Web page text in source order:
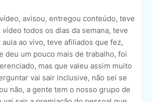
avisou, entregou conteúdo, teve
todos os dias da semana, teve
ao vivo, teve afiliados que fez,
deu um pouco mais de trabalho, foi
mas que valeu assim muito
vai sair inclusive, não sei se
não, a gente tem o nosso grupo de